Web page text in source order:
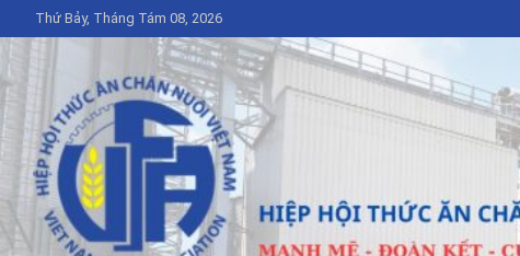
Thứ Bảy, Tháng Tám 08, 2026